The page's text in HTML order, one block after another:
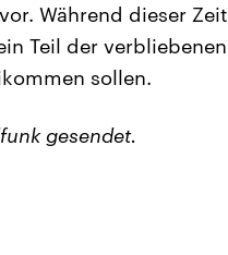
Während dieser Zeit
Teil der verbliebenen
sollen.
gesendet.